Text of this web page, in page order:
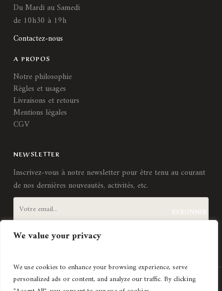
We value your privacy
We use cookies to enhance your browsing experience, serve
personalized ads or content, and analyze our traffic. By clicking
Du Mardi au Samedi
de 10h30 à 19h
Contactez-nous
A PROPOS
Notre philosophie
Règles et usages
Livraisons et retours
Mentions légales
CGV
NEWSLETTER
Inscrivez-vous à notre newsletter pour être tenu au courant
de nos dernières nouveautés, activités, etc.
J'accepte lestermes et conditions